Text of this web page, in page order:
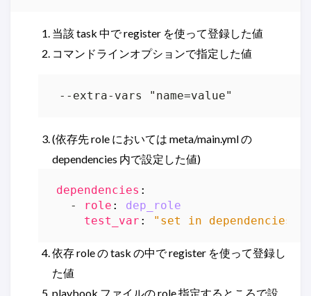
当該 task 中で register を使って登録した値
コマンドラインオプションで指定した値
--extra-vars "name=value"
(依存先 role においては meta/main.yml の
dependencies 内で設定した値)
dependencies :
- role :
dep_role
test_var : "set in dependencies"
依存 role の task の中で register を使って登録し
た値
playbook ファイルの role 指定するところで設